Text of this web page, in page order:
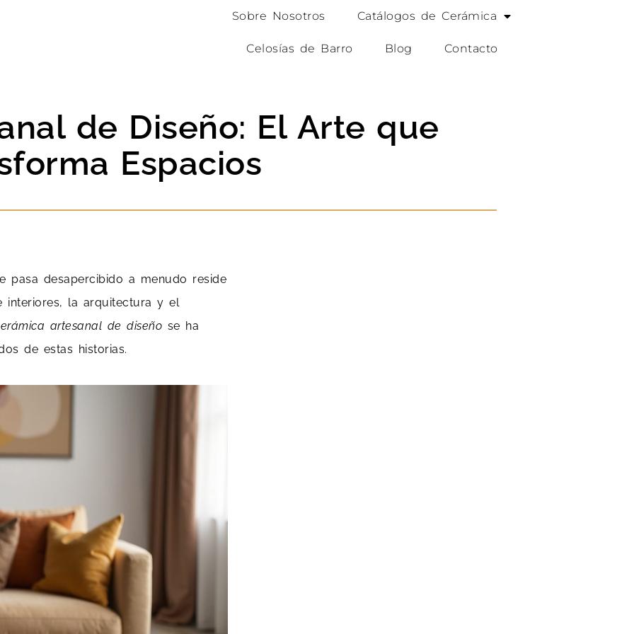
Sobre Nosotros Catálogos de Cerámica
Celosías de Barro Blog Contacto
de Diseño: El Arte que
Espacios
pasa desapercibido a menudo reside
interiores, la arquitectura y el
artesanal de diseño se ha
de estas historias.